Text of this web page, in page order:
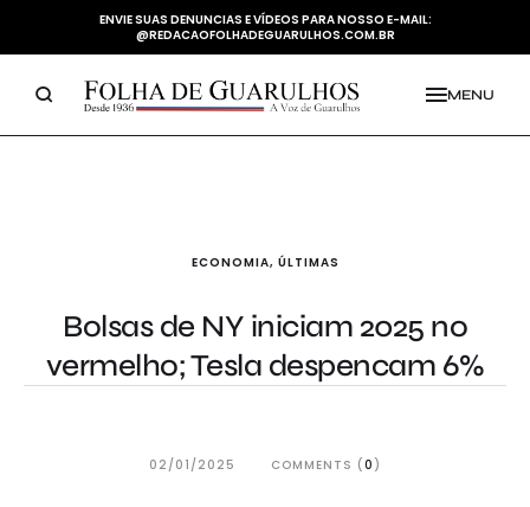
ENVIE SUAS DENUNCIAS E VÍDEOS PARA NOSSO E-MAIL:
@REDACAOFOLHADEGUARULHOS.COM.BR
MENU
ECONOMIA, ÚLTIMAS
Bolsas de NY iniciam 2025 no
vermelho; Tesla despencam 6%
02/01/2025 COMMENTS (0 )